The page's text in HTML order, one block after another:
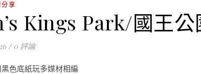
享
Kings Park/國王公
/ 0 評論
色底紙玩多媒材相編